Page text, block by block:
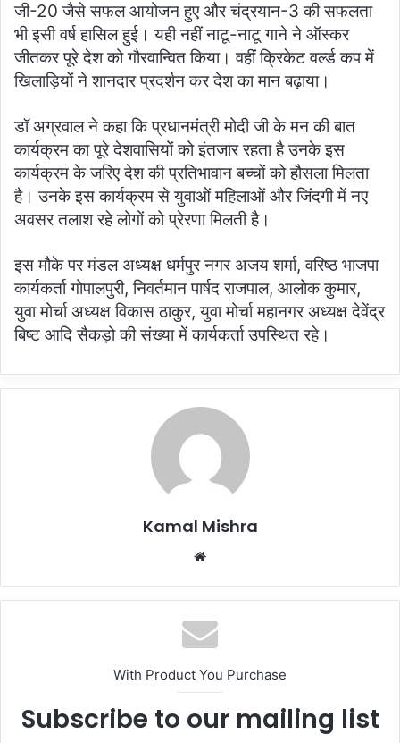
जी-20 जैसे सफल आयोजन हुए और चंद्रयान-3 की सफलता
भी इसी वर्ष हासिल हुई। यही नहीं नाटू-नाटू गाने ने ऑस्कर
जीतकर पूरे देश को गौरवान्वित किया। वहीं क्रिकेट वर्ल्ड कप में
खिलाड़ियों ने शानदार प्रदर्शन कर देश का मान बढ़ाया।
डॉ अग्रवाल ने कहा कि प्रधानमंत्री मोदी जी के मन की बात
कार्यक्रम का पूरे देशवासियों को इंतजार रहता है उनके इस
कार्यक्रम के जरिए देश की प्रतिभावान बच्चों को हौसला मिलता
है। उनके इस कार्यक्रम से युवाओं महिलाओं और जिंदगी में नए
अवसर तलाश रहे लोगों को प्रेरणा मिलती है।
इस मौके पर मंडल अध्यक्ष धर्मपुर नगर अजय शर्मा, वरिष्ठ भाजपा
कार्यकर्ता गोपालपुरी, निवर्तमान पार्षद राजपाल, आलोक कुमार,
युवा मोर्चा अध्यक्ष विकास ठाकुर, युवा मोर्चा महानगर अध्यक्ष देवेंद्र
बिष्ट आदि सैकड़ो की संख्या में कार्यकर्ता उपस्थित रहे।
Kamal Mishra
Website
With Product You Purchase
Subscribe to our mailing list